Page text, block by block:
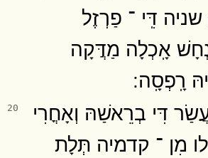
דִּֽי ־ פַרְזֶל
נְחָשׁ אָֽכְלָה מַדֲּקָה
רָֽפְסָֽה ׃
20
דִּי בְרֵאשַׁהּ וְאָחֳרִי
מִן ־ קדמיה תְּלָת